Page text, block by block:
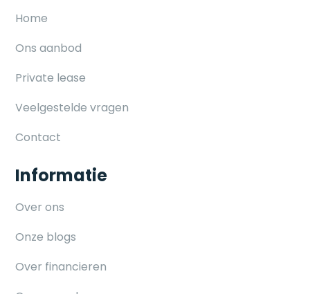
Home
Ons aanbod
Private lease
Veelgestelde vragen
Contact
Informatie
Over ons
Onze blogs
Over financieren